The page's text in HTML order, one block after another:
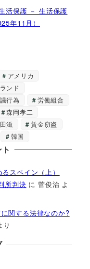
活保護 － 生活保護
年11月）
アメリカ
ンド
行為
労働組合
森岡孝二
滋
賃金窃盗
韓国
スペイン（上）
所判決 に菅俊治 よ
関する法律なのか?
り